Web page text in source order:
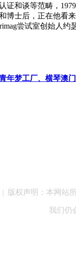
证和谈等范畴，
博士后，正在他看
尝试室创始人
年梦工厂、横琴澳门
| 版权声明：本网站
我们仍